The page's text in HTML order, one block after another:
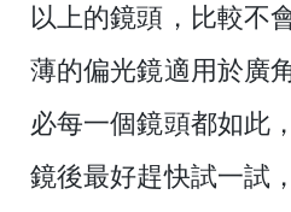
以上的鏡頭，比較不
薄的偏光鏡適用於廣
必每一個鏡頭都如此
鏡後最好趕快試一試